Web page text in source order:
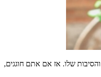
שלו. אז אם אתם חוגגים,